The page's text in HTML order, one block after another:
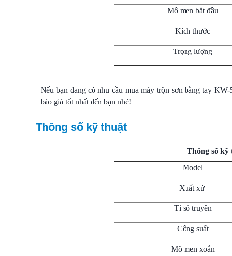
Mô men bắt đầu
Kích thước
Trọng lượng
Nếu bạn đang có nhu cầu mua máy trộn sơn bằng tay
báo giá tốt nhất đến bạn nhé!
Thông số kỹ thuật
Thông số kỹ
Model
Xuất xứ
Tỉ số truyền
Công suất
Mô men xoắn